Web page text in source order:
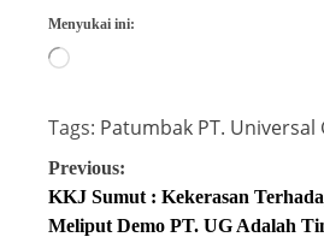
Menyukai ini:
Tags: Patumbak PT. Universal
Previous:
KKJ Sumut : Kekerasan
Meliput Demo PT. UG Adalah